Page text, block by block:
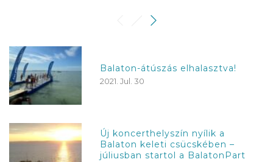
Balaton-átúszás elhalasztva!
2021. Jul. 30
Új koncerthelyszín nyílik a
Balaton keleti csücskében –
júliusban startol a BalatonPart